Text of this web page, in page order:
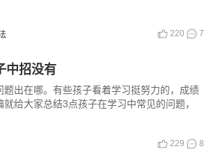
220 7
中招没有
出在哪。有些孩子看着学习挺努力的，成绩
给大家总结3点孩子在学习中常见的问题，
229 8